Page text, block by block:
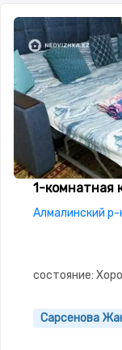
1-комнатная
Алмалинский
состояние:
Сарсенова